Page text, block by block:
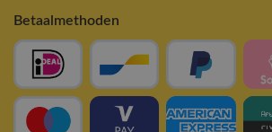
Betaalmethoden